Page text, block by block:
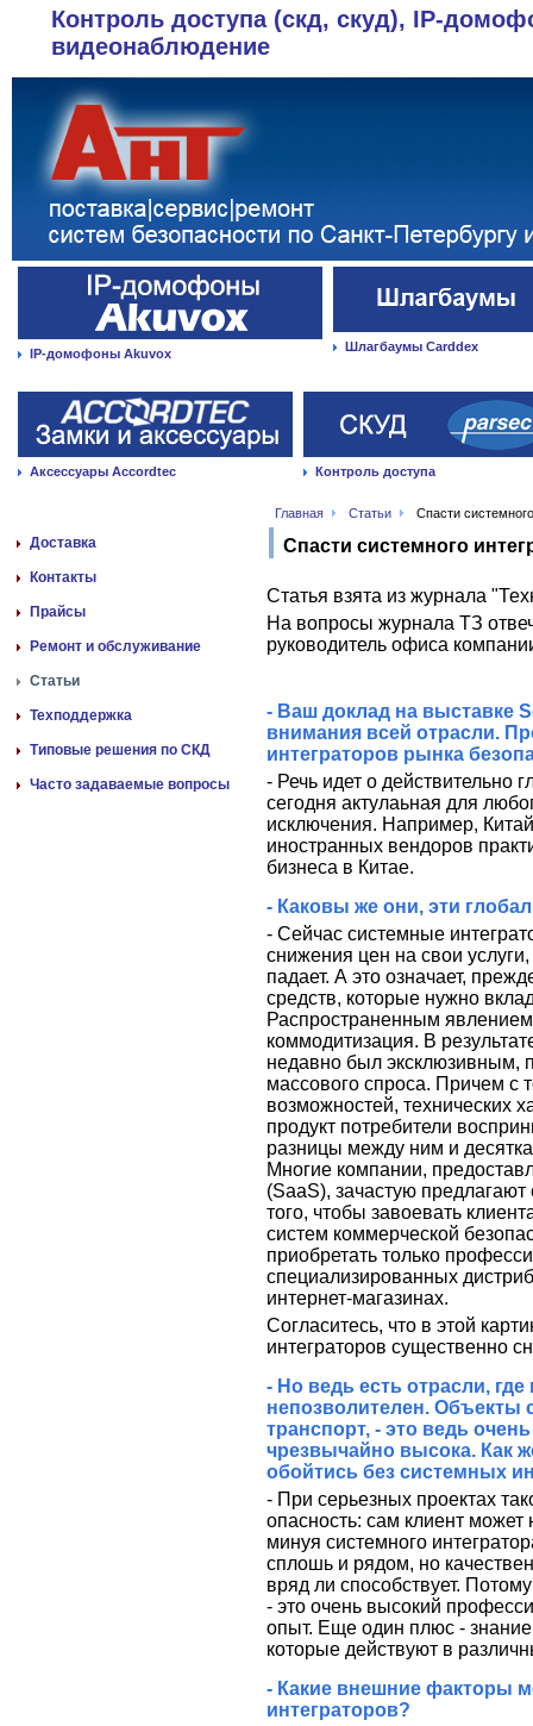
Контроль доступа (скд, скуд), IP-
видеонаблюдение
IP-домофоны Akuvox Шлагбаумы Carddex
Аксессуары Accordtec Контроль доступа
Главная Статьи Спасти
Доставка
Контакты
Прайсы
Ремонт и обслуживание
Статьи
Техподдержка
Типовые решения по СКД
Часто задаваемые вопросы
Спасти системного
Статья взята из журнала
На вопросы журнала ТЗ
руководитель офиса
- Ваш доклад на выставке
внимания всей отрасли.
интеграторов рынка
- Речь идет о действительно
сегодня актулаьная для
исключения. Например,
иностранных вендоров
бизнеса в Китае.
- Каковы же они, эти
- Сейчас системные
снижения цен на свои
падает. А это означает,
средств, которые нужно
Распространенным
коммодитизация. В
недавно был эксклюзивным,
массового спроса. Причем с
возможностей, технических
продукт потребители
разницы между ним и
Многие компании,
(SaaS), зачастую
того, чтобы завоевать
систем коммерческой
приобретать только
специализированных
интернет-магазинах.
Согласитесь, что в этой
интеграторов существенно
- Но ведь есть отрасли,
непозволителен. Объекты
транспорт, - это ведь
чрезвычайно высока. Как
обойтись без системных
- При серьезных проектах
опасность: сам клиент
минуя системного
сплошь и рядом, но
вряд ли способствует.
- это очень высокий
опыт. Еще один плюс - знание
которые действуют в
- Какие внешние факторы
интеграторов?